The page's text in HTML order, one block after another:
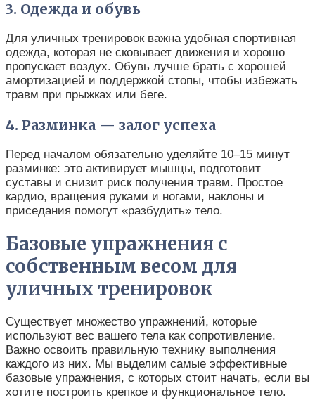
3. Одежда и обувь
Для уличных тренировок важна удобная спортивная
одежда, которая не сковывает движения и хорошо
пропускает воздух. Обувь лучше брать с хорошей
амортизацией и поддержкой стопы, чтобы избежать
травм при прыжках или беге.
4. Разминка — залог успеха
Перед началом обязательно уделяйте 10–15 минут
разминке: это активирует мышцы, подготовит
суставы и снизит риск получения травм. Простое
кардио, вращения руками и ногами, наклоны и
приседания помогут «разбудить» тело.
Базовые упражнения с
собственным весом для
уличных тренировок
Существует множество упражнений, которые
используют вес вашего тела как сопротивление.
Важно освоить правильную технику выполнения
каждого из них. Мы выделим самые эффективные
базовые упражнения, с которых стоит начать, если вы
хотите построить крепкое и функциональное тело.